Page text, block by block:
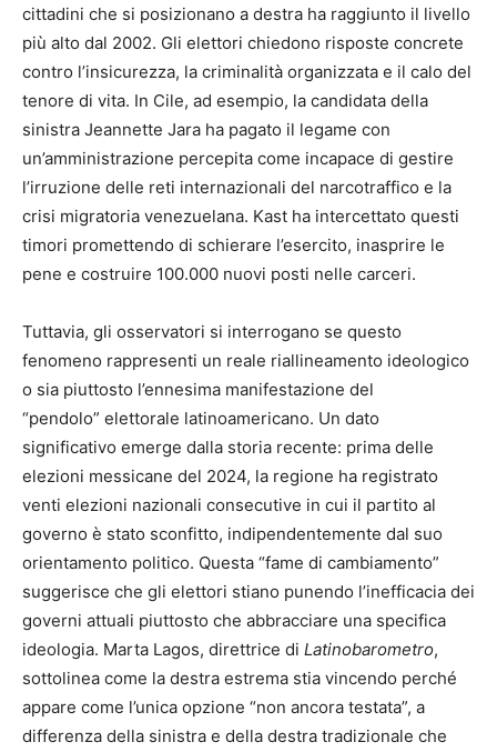
cittadini che si posizionano a destra ha raggiunto il livello
più alto dal 2002. Gli elettori chiedono risposte concrete
contro l’insicurezza, la criminalità organizzata e il calo del
tenore di vita. In Cile, ad esempio, la candidata della
sinistra Jeannette Jara ha pagato il legame con
un’amministrazione percepita come incapace di gestire
l’irruzione delle reti internazionali del narcotraffico e la
crisi migratoria venezuelana. Kast ha intercettato questi
timori promettendo di schierare l’esercito, inasprire le
pene e costruire 100.000 nuovi posti nelle carceri.
Tuttavia, gli osservatori si interrogano se questo
fenomeno rappresenti un reale riallineamento ideologico
o sia piuttosto l’ennesima manifestazione del
“pendolo” elettorale latinoamericano. Un dato
significativo emerge dalla storia recente: prima delle
elezioni messicane del 2024, la regione ha registrato
venti elezioni nazionali consecutive in cui il partito al
governo è stato sconfitto, indipendentemente dal suo
orientamento politico. Questa “fame di cambiamento”
suggerisce che gli elettori stiano punendo l’inefficacia dei
governi attuali piuttosto che abbracciare una specifica
ideologia. Marta Lagos, direttrice di Latinobarometro,
sottolinea come la destra estrema stia vincendo perché
appare come l’unica opzione “non ancora testata”, a
differenza della sinistra e della destra tradizionale che